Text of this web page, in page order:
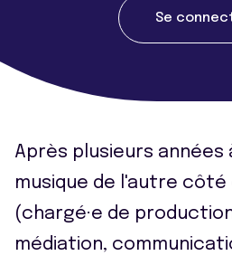
Se
Après plusieurs années
musique de l'autre côté
(chargé·e de
médiation,